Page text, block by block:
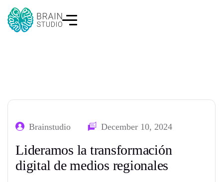
Brainstudio December 10, 2024
Lideramos la transformación
digital de medios regionales